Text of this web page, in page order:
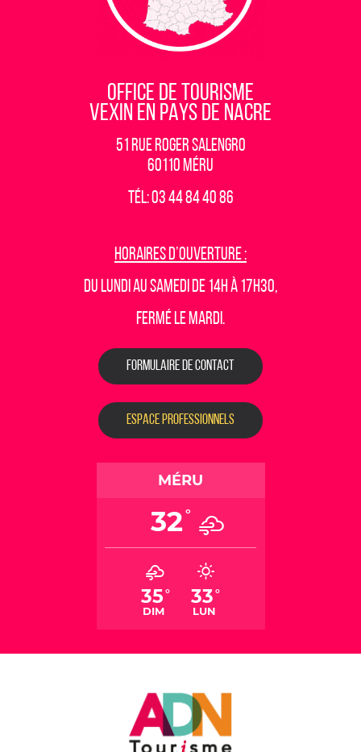
OFFICE DE TOURISME
VEXIN EN PAYS DE NACRE
51 rue Roger Salengro
60110 Méru
Tél: 03 44 84 40 86
Horaires d’ouverture :
Du lundi au samedi de 14h à 17h30,
fermé le mardi.
FORMULAIRE DE CONTACT
ESPACE PROFESSIONNELS
MÉRU
32°
35°
DIM
33°
LUN